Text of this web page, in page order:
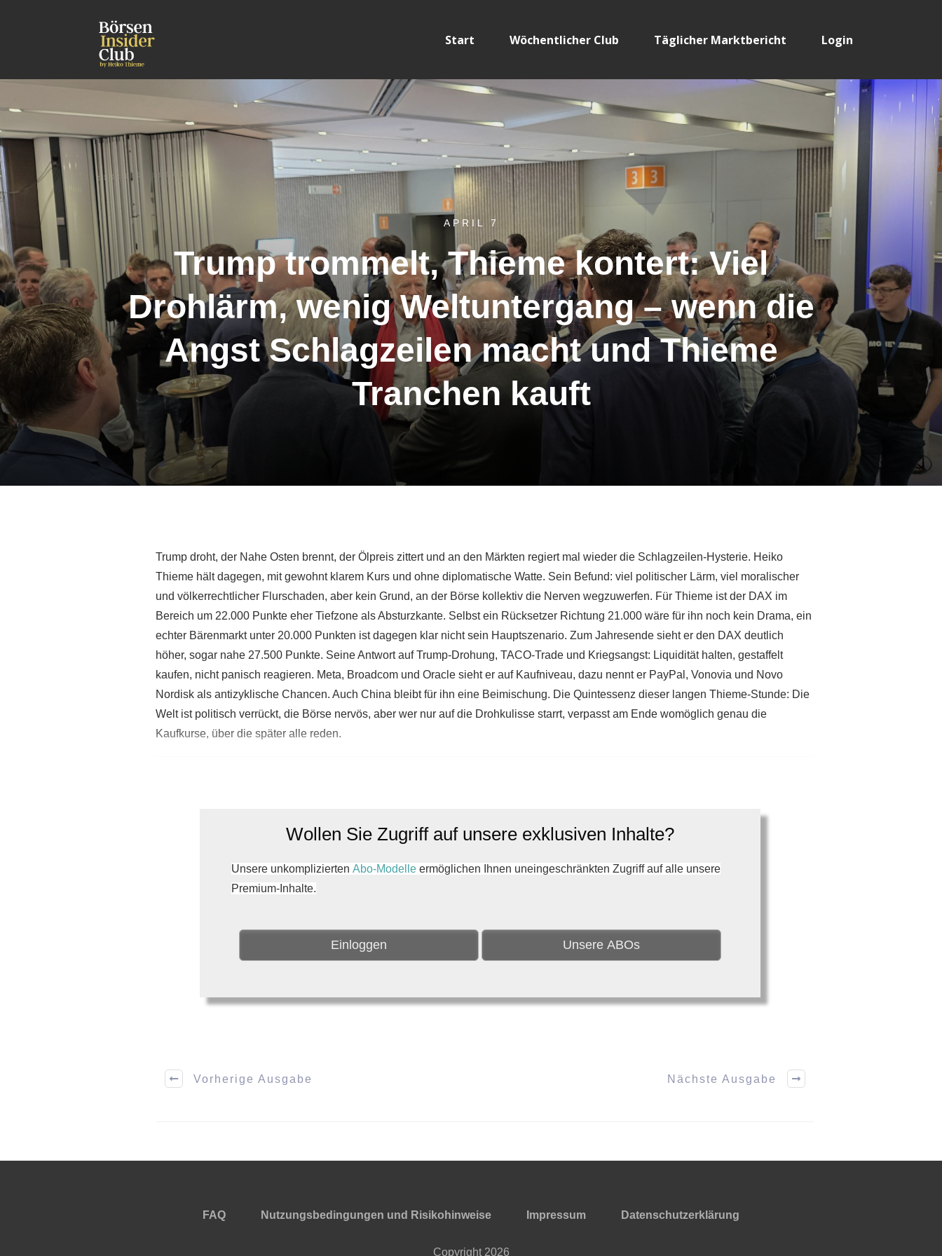
Start Wöchentlicher Club Täglicher Marktbericht Login
APRIL 7
Trump trommelt, Thieme kontert: Viel
Drohlärm, wenig Weltuntergang – wenn die
Angst Schlagzeilen macht und Thieme
Tranchen kauft
Trump droht, der Nahe Osten brennt, der Ölpreis zittert und an den Märkten regiert mal wieder die Schlagzeilen-Hysterie. Heiko
Thieme hält dagegen, mit gewohnt klarem Kurs und ohne diplomatische Watte. Sein Befund: viel politischer Lärm, viel moralischer
und völkerrechtlicher Flurschaden, aber kein Grund, an der Börse kollektiv die Nerven wegzuwerfen. Für Thieme ist der DAX im
Bereich um 22.000 Punkte eher Tiefzone als Absturzkante. Selbst ein Rücksetzer Richtung 21.000 wäre für ihn noch kein Drama, ein
echter Bärenmarkt unter 20.000 Punkten ist dagegen klar nicht sein Hauptszenario. Zum Jahresende sieht er den DAX deutlich
höher, sogar nahe 27.500 Punkte. Seine Antwort auf Trump-Drohung, TACO-Trade und Kriegsangst: Liquidität halten, gestaffelt
kaufen, nicht panisch reagieren. Meta, Broadcom und Oracle sieht er auf Kaufniveau, dazu nennt er PayPal, Vonovia und Novo
Nordisk als antizyklische Chancen. Auch China bleibt für ihn eine Beimischung. Die Quintessenz dieser langen Thieme-Stunde: Die
Welt ist politisch verrückt, die Börse nervös, aber wer nur auf die Drohkulisse starrt, verpasst am Ende womöglich genau die
Kaufkurse, über die später alle reden.
Wollen Sie Zugriff auf unsere exklusiven Inhalte?
Unsere unkomplizierten Abo-Modelleermöglichen Ihnen uneingeschränkten Zugriff auf alle unsere
Premium-Inhalte.
Einloggen Unsere ABOs
Vorherige Ausgabe Nächste Ausgabe
FAQ Nutzungsbedingungen und Risikohinweise Impressum Datenschutzerklärung
Copyright 2026